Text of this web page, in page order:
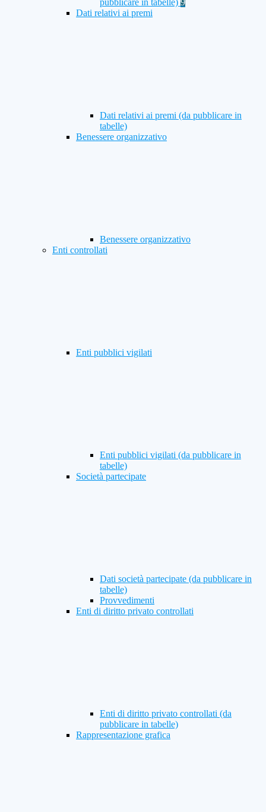
pubblicare in tabelle) 9
Dati relativi ai premi
Dati relativi ai premi (da pubblicare in
tabelle)
Benessere organizzativo
Benessere organizzativo
Enti controllati
Enti pubblici vigilati
Enti pubblici vigilati (da pubblicare in
tabelle)
Società partecipate
Dati società partecipate (da pubblicare in
tabelle)
Provvedimenti
Enti di diritto privato controllati
Enti di diritto privato controllati (da
pubblicare in tabelle)
Rappresentazione grafica